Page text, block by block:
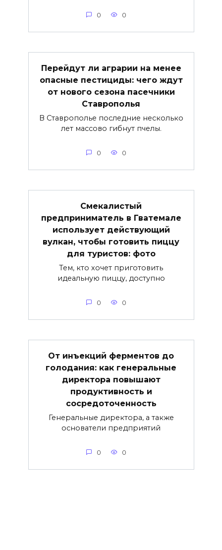
0 0
Перейдут ли аграрии на менее
опасные пестициды: чего ждут
от нового сезона пасечники
Ставрополья
В Ставрополье последние несколько
лет массово гибнут пчелы.
0 0
Смекалистый
предприниматель в Гватемале
использует действующий
вулкан, чтобы готовить пиццу
для туристов: фото
Тем, кто хочет приготовить
идеальную пиццу, доступно
0 0
От инъекций ферментов до
голодания: как генеральные
директора повышают
продуктивность и
сосредоточенность
Генеральные директора, а также
основатели предприятий
0 0